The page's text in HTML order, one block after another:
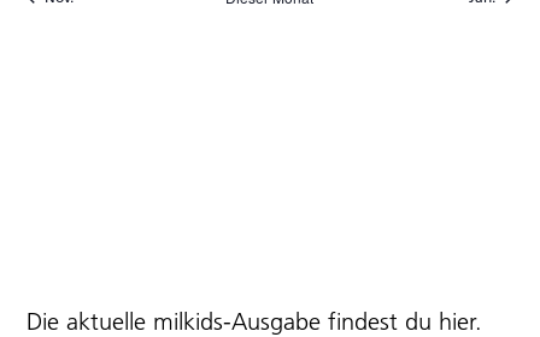
Die aktuelle milkids-Ausgabe findest du hier.